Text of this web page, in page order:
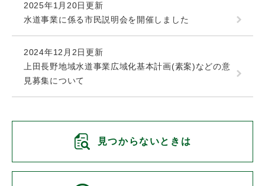
2025年1月20日更新
水道事業に係る市民説明会を開催しました
2024年12月2日更新
上田長野地域水道事業広域化基本計画(素案)などの意
見募集について
見つからないときは